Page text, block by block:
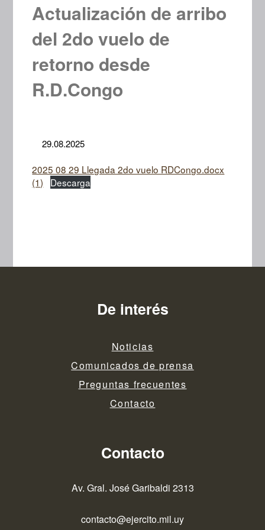
Actualización de arribo
del 2do vuelo de
retorno desde
R.D.Congo
29.08.2025
2025 08 29 Llegada 2do vuelo RDCongo.docx
(1)
Descarga
De interés
Noticias
Comunicados de prensa
Preguntas frecuentes
Contacto
Contacto
Av. Gral. José Garibaldi 2313
contacto@ejercito.mil.uy